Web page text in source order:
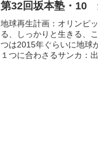
第32回坂本塾・10
地球再生計画：オリンピ
る、しっかりと生きる、
つは2015年ぐらいに地球
１つに合わさるサンカ：